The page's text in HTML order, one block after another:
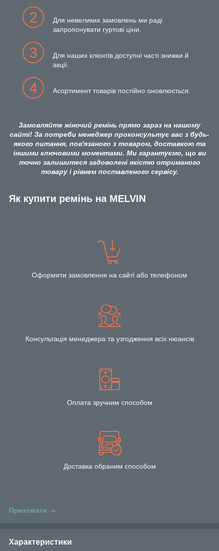
2
Для невеликих замовлень ми раді
запропонувати гуртові ціни.
3
Для наших клієнтів доступні часті знижки й
акції.
4 Асортимент товарів постійно оновлюється.
Замовляйте жіночий ремінь прямо зараз на нашому
сайті! За потреби менеджер проконсультує вас з будь-
якого питання, пов'язаного з товаром, доставкою та
іншими ключовими моментами. Ми гарантуємо, що ви
точно залишитеся задоволені якістю отриманого
товару і рівнем поставленого сервісу.
Як купити ремінь на MELVIN
Оформити замовлення на сайті або телефоном
Консультація менеджера та узгодження всіх нюансів
Оплата зручним способом
Доставка обраним способом
Приховати
Характеристики